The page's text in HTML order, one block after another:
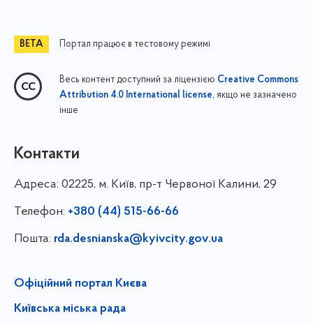
Портал працює в тестовому режимі
Весь контент доступний за ліцензією Creative Commons
Attribution 4.0 International license, якщо не зазначено
інше
Контакти
Адреса: 02225, м. Київ, пр-т Червоної Калини, 29
Телефон: +380 (44) 515-66-66
Пошта: rda.desnianska@kyivcity.gov.ua
Офіційний портал Києва
Київська міська рада